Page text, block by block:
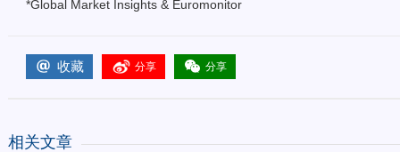
*Global Market Insights & Euromonitor
收藏 分享 分享
相关文章